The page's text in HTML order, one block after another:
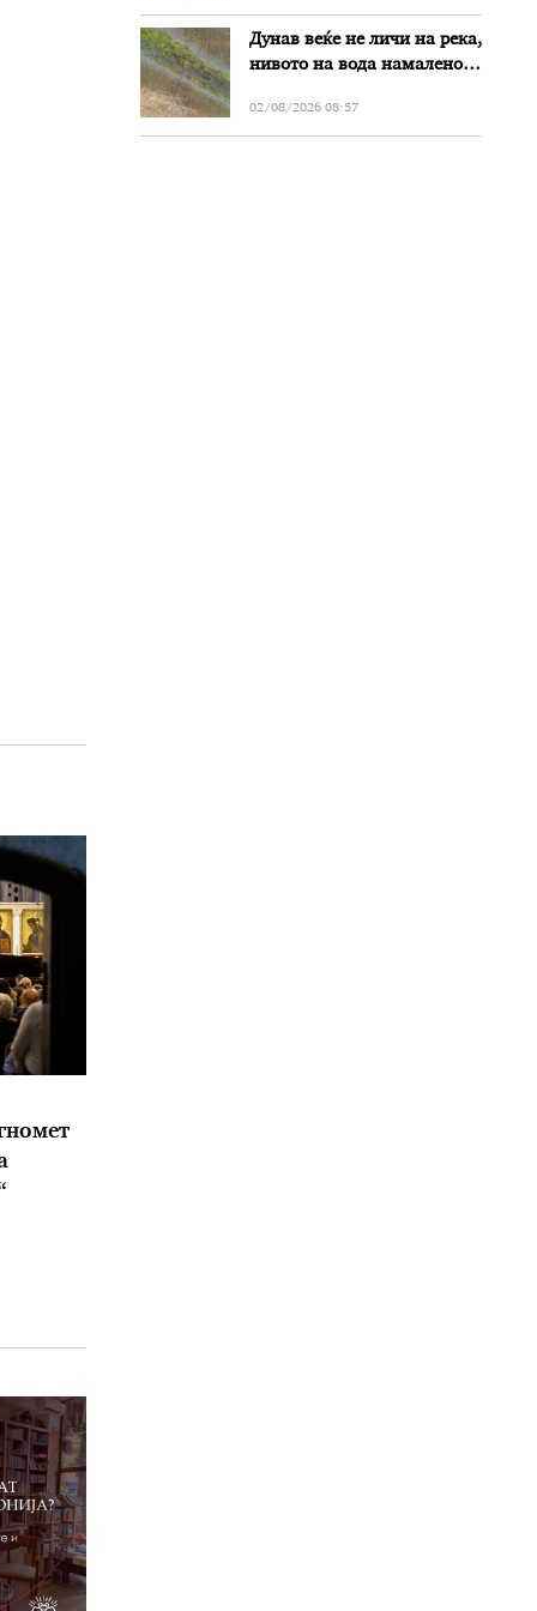
Дунав веќе не личи на река,
нивото на вода намалено
Бугарија
02/08/2026 08:57